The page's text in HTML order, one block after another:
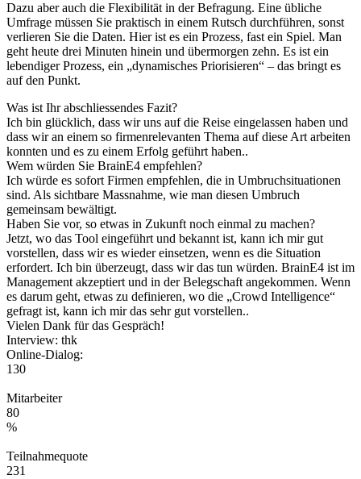
Dazu aber auch die Flexibilität in der Befragung. Eine übliche
Umfrage müssen Sie praktisch in einem Rutsch durchführen, sonst
verlieren Sie die Daten. Hier ist es ein Prozess, fast ein Spiel. Man
geht heute drei Minuten hinein und übermorgen zehn. Es ist ein
lebendiger Prozess, ein „dynamisches Priorisieren“ – das bringt es
auf den Punkt.
Was ist Ihr abschliessendes Fazit?
Ich bin glücklich, dass wir uns auf die Reise eingelassen haben und
dass wir an einem so firmenrelevanten Thema auf diese Art arbeiten
konnten und es zu einem Erfolg geführt haben..
Wem würden Sie BrainE4 empfehlen?
Ich würde es sofort Firmen empfehlen, die in Umbruchsituationen
sind. Als sichtbare Massnahme, wie man diesen Umbruch
gemeinsam bewältigt.
Haben Sie vor, so etwas in Zukunft noch einmal zu machen?
Jetzt, wo das Tool eingeführt und bekannt ist, kann ich mir gut
vorstellen, dass wir es wieder einsetzen, wenn es die Situation
erfordert. Ich bin überzeugt, dass wir das tun würden. BrainE4 ist im
Management akzeptiert und in der Belegschaft angekommen. Wenn
es darum geht, etwas zu definieren, wo die „Crowd Intelligence“
gefragt ist, kann ich mir das sehr gut vorstellen..
Vielen Dank für das Gespräch!
Interview: thk
Online-Dialog:
130
Mitarbeiter
80
%
Teilnahmequote
231